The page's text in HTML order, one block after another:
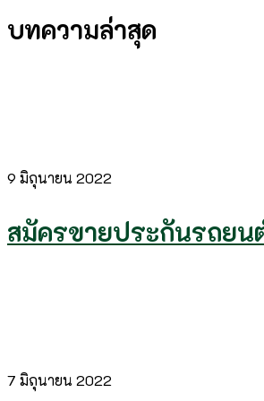
บทความล่าสุด
9 มิถุนายน 2022
สมัครขายประกันรถยน
7 มิถุนายน 2022